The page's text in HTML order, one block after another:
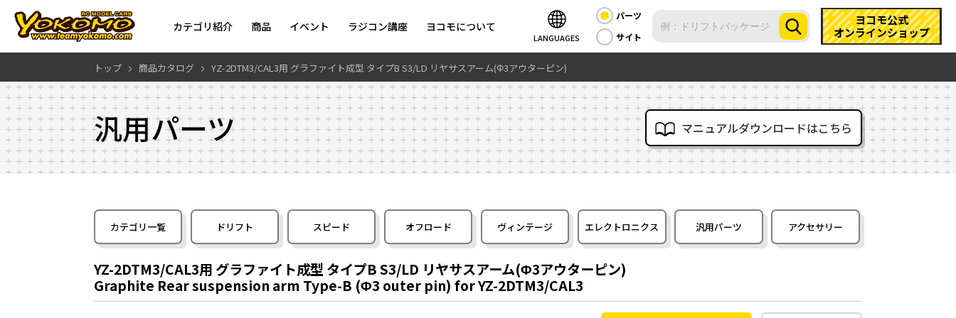
カテゴリ紹介 商品 イベント ラジコン講座 ヨコモについて
LANGUAGES
パーツ
サイト
ヨコモ公式
オンラインショップ
トップ 商品カタログ YZ-2DTM3/CAL3用 グラファイト成型 タイプB S3/LD リヤサスアーム(Φ3アウターピン)
汎用パーツ マニュアルダウンロードはこちら
カテゴリ一覧 ドリフト スピード オフロード ヴィンテージ エレクトロニクス 汎用パーツ アクセサリー
YZ-2DTM3/CAL3用 グラファイト成型 タイプB S3/LD リヤサスアーム(Φ3アウターピン)
Graphite Rear suspension arm Type-B (Φ3 outer pin) for YZ-2DTM3/CAL3